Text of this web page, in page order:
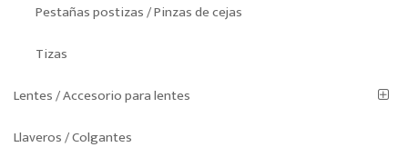
Pestañas postizas / Pinzas de cejas
Tizas
Lentes / Accesorio para lentes
Llaveros / Colgantes